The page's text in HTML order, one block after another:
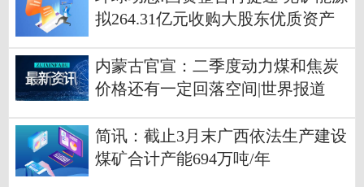
拟264.31亿元收购大股东优质资产
内蒙古官宣：二季度动力煤和焦炭
价格还有一定回落空间|世界报道
简讯：截止3月末广西依法生产建设
煤矿合计产能694万吨/年